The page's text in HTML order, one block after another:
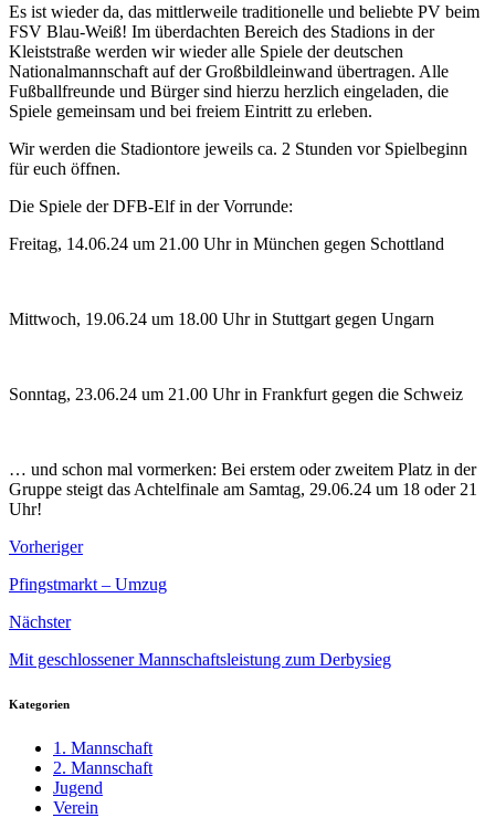
Es ist wieder da, das mittlerweile traditionelle und beliebte PV beim
FSV Blau-Weiß! Im überdachten Bereich des Stadions in der
Kleiststraße werden wir wieder alle Spiele der deutschen
Nationalmannschaft auf der Großbildleinwand übertragen. Alle
Fußballfreunde und Bürger sind hierzu herzlich eingeladen, die
Spiele gemeinsam und bei freiem Eintritt zu erleben.
Wir werden die Stadiontore jeweils ca. 2 Stunden vor Spielbeginn
für euch öffnen.
Die Spiele der DFB-Elf in der Vorrunde:
Freitag, 14.06.24 um 21.00 Uhr in München gegen Schottland
Mittwoch, 19.06.24 um 18.00 Uhr in Stuttgart gegen Ungarn
Sonntag, 23.06.24 um 21.00 Uhr in Frankfurt gegen die Schweiz
… und schon mal vormerken: Bei erstem oder zweitem Platz in der
Gruppe steigt das Achtelfinale am Samtag, 29.06.24 um 18 oder 21
Uhr!
Vorheriger
Pfingstmarkt – Umzug
Nächster
Mit geschlossener Mannschaftsleistung zum Derbysieg
Kategorien
1. Mannschaft
2. Mannschaft
Jugend
Verein